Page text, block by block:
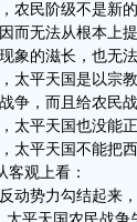
农民阶级不是新
而无法从根本上
象的滋长，也无
太平天国是以宗
争，而且给农民
太平天国也没能
太平天国不能把
客观上看：
动势力勾结起来